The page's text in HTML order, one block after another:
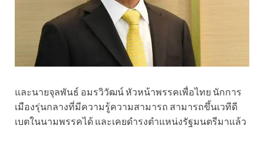
และนายจุลพันธ์ อมรวิวัฒน์ หัวหน้าพรรคเพื่อไทย นักการ
เมืองรุ่นกลางที่มีความรู้ความสามารถ สามารถขึ้นเวทีดี
เบตในนามพรรคได้ และเคยดำรงตำแหน่งรัฐมนตรีมาแล้ว